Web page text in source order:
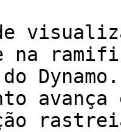
de
na
avança